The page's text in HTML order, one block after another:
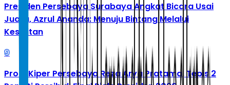
Presiden Persebaya Surabaya Angkat Bicara Usai
Juara, Azrul Ananda: Menuju Bintang Melalui
Kesulitan
9
Profil Kiper Persebaya Reza Arya Pratama, Tepis 2